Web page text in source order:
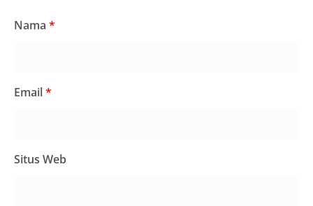
Nama *
Email*
Situs Web